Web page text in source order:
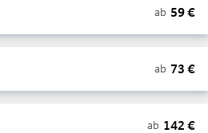
ab 59€
ab 73 €
ab 142 €